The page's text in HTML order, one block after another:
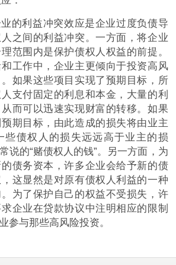
的利益冲突效应是企业过度负债导
之间的利益冲突。一方面，将企业
范围内是保护债权人权益的前提。
工作中，企业主更倾向于投资高风
如果这些项目实现了预期目标，所
支付固定的利息和本金，大量的利
而可以迅速实现财富的转移。如果
期目标，由此造成的损失将由业主
些债权人的损失远远高于业主的损
说的“赌债权人的钱”。另一方面，为
债务资本，许多企业会给予新的债
这显然是对原有债权人利益的一种
为了保护自己的权益不受损失，许
企业在贷款协议中注明相应的限制
参与那些高风险投资。